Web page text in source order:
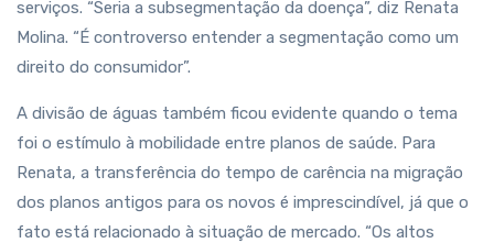
serviços. “Seria a subsegmentação da doença”, diz Renata
Molina. “É controverso entender a segmentação como um
direito do consumidor”.
A divisão de águas também ficou evidente quando o tema
foi o estímulo à mobilidade entre planos de saúde. Para
Renata, a transferência do tempo de carência na migração
dos planos antigos para os novos é imprescindível, já que o
fato está relacionado à situação de mercado. “Os altos